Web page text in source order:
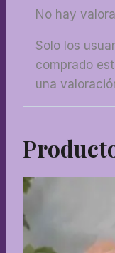
No hay
Solo los
comprado
una